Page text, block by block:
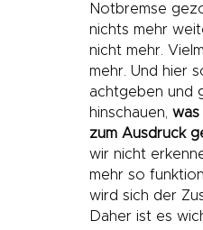
Notbremse
nichts mehr
nicht mehr.
mehr. Und hier
achtgeben und
hinschauen, was
zum Ausdruck
wir nicht
mehr so
wird sich der
Daher ist es